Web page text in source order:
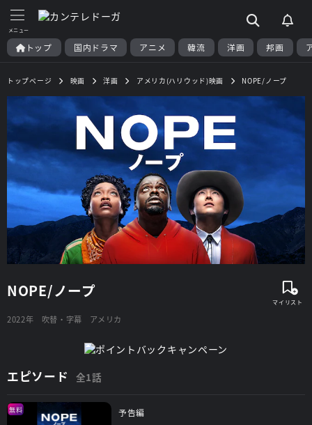
トップ 国内ドラマ アニメ 韓流 洋画 邦画
トップページ 映画 洋画 アメリカ(ハリウッド)映画 NOPE/ノープ
NOPE/ノープ
2022年 吹替・字幕 アメリカ
エピソード 全1話
無料 予告編